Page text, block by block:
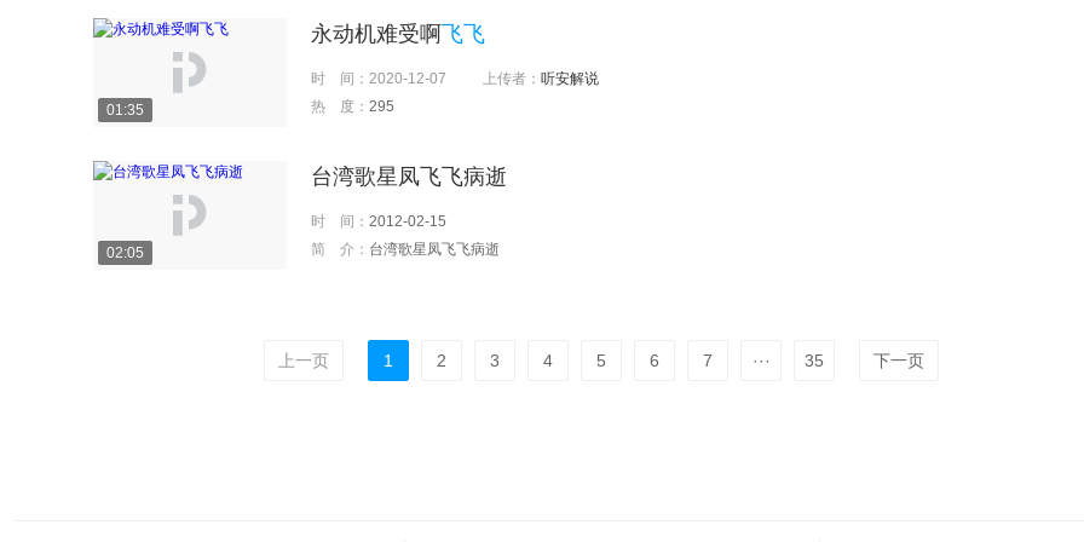
01:35
永动机难受啊 飞飞
时 间： 2020-12-07 上传者： 听安解说
热 度： 295
02:05
台湾歌星凤飞飞病逝
时 间： 2012-02-15
简 介： 台湾歌星凤飞飞病逝
上一页 1 2 3 4 5 6 7 ··· 35 下一页